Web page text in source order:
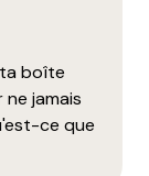
boîte
jamais
ce que